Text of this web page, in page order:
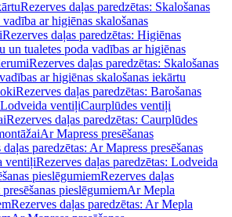
Rezerves daļas paredzētas: Skalošanas
ar higiēnas skalošanas
Rezerves daļas paredzētas: Higiēnas
un tualetes poda vadības ar higiēnas
Rezerves daļas paredzētas: Skalošanas
ar higiēnas skalošanas iekārtu
Rezerves daļas paredzētas: Barošanas
Lodveida ventiļiCaurplūdes ventiļi
Rezerves daļas paredzētas: Caurplūdes
Ar Mapress presēšanas
daļas paredzētas: Ar Mapress presēšanas
ventiļiRezerves daļas paredzētas: Lodveida
pieslēgumiemRezerves daļas
pieslēgumiemAr Mepla
Rezerves daļas paredzētas: Ar Mepla